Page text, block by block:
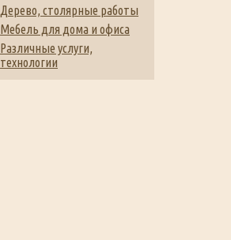
Дерево, столярные работы
Мебель для дома и офиса
Различные услуги,
технологии